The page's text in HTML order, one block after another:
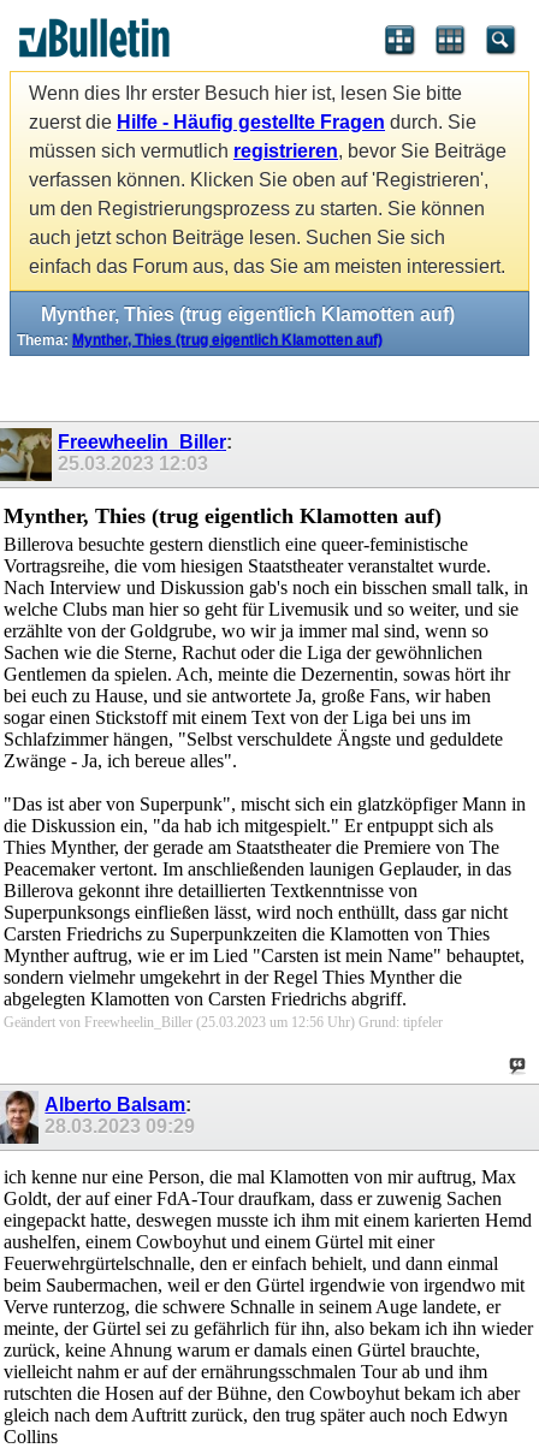
Wenn dies Ihr erster Besuch hier ist, lesen Sie bitte
zuerst die Hilfe - Häufig gestellte Fragen durch. Sie
müssen sich vermutlich registrieren, bevor Sie Beiträge
verfassen können. Klicken Sie oben auf 'Registrieren',
um den Registrierungsprozess zu starten. Sie können
auch jetzt schon Beiträge lesen. Suchen Sie sich
einfach das Forum aus, das Sie am meisten interessiert.
Mynther, Thies (trug eigentlich Klamotten auf)
Thema: Mynther, Thies (trug eigentlich Klamotten auf)
Freewheelin_Biller:
25.03.2023 12:03
Mynther, Thies (trug eigentlich Klamotten auf)
Billerova besuchte gestern dienstlich eine queer-feministische
Vortragsreihe, die vom hiesigen Staatstheater veranstaltet wurde.
Nach Interview und Diskussion gab's noch ein bisschen small talk, in
welche Clubs man hier so geht für Livemusik und so weiter, und sie
erzählte von der Goldgrube, wo wir ja immer mal sind, wenn so
Sachen wie die Sterne, Rachut oder die Liga der gewöhnlichen
Gentlemen da spielen. Ach, meinte die Dezernentin, sowas hört ihr
bei euch zu Hause, und sie antwortete Ja, große Fans, wir haben
sogar einen Stickstoff mit einem Text von der Liga bei uns im
Schlafzimmer hängen, "Selbst verschuldete Ängste und geduldete
Zwänge - Ja, ich bereue alles".
"Das ist aber von Superpunk", mischt sich ein glatzköpfiger Mann in
die Diskussion ein, "da hab ich mitgespielt." Er entpuppt sich als
Thies Mynther, der gerade am Staatstheater die Premiere von The
Peacemaker vertont. Im anschließenden launigen Geplauder, in das
Billerova gekonnt ihre detaillierten Textkenntnisse von
Superpunksongs einfließen lässt, wird noch enthüllt, dass gar nicht
Carsten Friedrichs zu Superpunkzeiten die Klamotten von Thies
Mynther auftrug, wie er im Lied "Carsten ist mein Name" behauptet,
sondern vielmehr umgekehrt in der Regel Thies Mynther die
abgelegten Klamotten von Carsten Friedrichs abgriff.
Geändert von Freewheelin_Biller (25.03.2023 um 12:56 Uhr) Grund: tipfeler
Alberto Balsam:
28.03.2023 09:29
ich kenne nur eine Person, die mal Klamotten von mir auftrug, Max
Goldt, der auf einer FdA-Tour draufkam, dass er zuwenig Sachen
eingepackt hatte, deswegen musste ich ihm mit einem karierten Hemd
aushelfen, einem Cowboyhut und einem Gürtel mit einer
Feuerwehrgürtelschnalle, den er einfach behielt, und dann einmal
beim Saubermachen, weil er den Gürtel irgendwie von irgendwo mit
Verve runterzog, die schwere Schnalle in seinem Auge landete, er
meinte, der Gürtel sei zu gefährlich für ihn, also bekam ich ihn wieder
zurück, keine Ahnung warum er damals einen Gürtel brauchte,
vielleicht nahm er auf der ernährungsschmalen Tour ab und ihm
rutschten die Hosen auf der Bühne, den Cowboyhut bekam ich aber
gleich nach dem Auftritt zurück, den trug später auch noch Edwyn
Collins